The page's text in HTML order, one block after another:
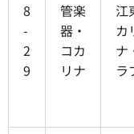
8
-
2
9
管楽
器・
コカ
リナ
江
カ
ナ
ラ